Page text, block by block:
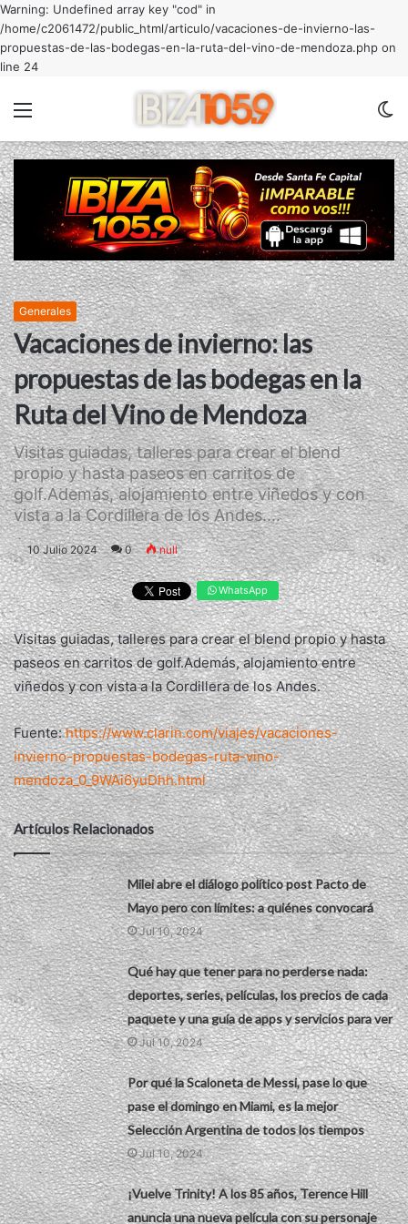
Warning: Undefined array key "cod" in
/home/c2061472/public_html/articulo/vacaciones-de-invierno-las-
propuestas-de-las-bodegas-en-la-ruta-del-vino-de-mendoza.php on
line 24
Generales
Vacaciones de invierno: las
propuestas de las bodegas en la
Ruta del Vino de Mendoza
Visitas guiadas, talleres para crear el blend
propio y hasta paseos en carritos de
golf.Además, alojamiento entre viñedos y con
vista a la Cordillera de los Andes....
10 Julio 2024 0 null
WhatsApp
Visitas guiadas, talleres para crear el blend propio y hasta
paseos en carritos de golf.Además, alojamiento entre
viñedos y con vista a la Cordillera de los Andes.
Fuente:https://www.clarin.com/viajes/vacaciones-
invierno-propuestas-bodegas-ruta-vino-
mendoza_0_9WAi6yuDhh.html
Artículos Relacionados
Milei abre el diálogo político post Pacto de
Mayo pero con límites: a quiénes convocará
Jul 10, 2024
Qué hay que tener para no perderse nada:
deportes, series, películas, los precios de cada
paquete y una guía de apps y servicios para ver
Jul 10, 2024
Por qué la Scaloneta de Messi, pase lo que
pase el domingo en Miami, es la mejor
Selección Argentina de todos los tiempos
Jul 10, 2024
¡Vuelve Trinity! A los 85 años, Terence Hill
anuncia una nueva película con su personaje